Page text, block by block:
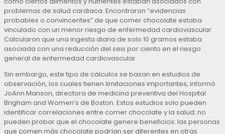
problemas de salud cardiaca. Encontraron “evidencias
probables o convincentes” de que comer chocolate estaba
vinculado con un menor riesgo de enfermedad cardiovascular.
Calcularon que una ingesta diaria de solo 10 gramos estaba
asociada con una reducción del seis por ciento en el riesgo
general de enfermedad cardiovascular.
Sin embargo, este tipo de cálculos se basan en estudios de
observación, los cuales tienen limitaciones importantes, informó
JoAnn Manson, directora de medicina preventiva del Hospital
Brigham and Women’s de Boston. Estos estudios solo pueden
identificar correlaciones entre comer chocolate y la salud; no
pueden probar que el chocolate genere beneficios: las personas
que comen más chocolate podrían ser diferentes en otras